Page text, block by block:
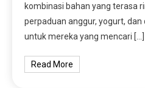
kombinasi bahan yang terasa
perpaduan anggur, yogurt,
untuk mereka yang mencari […]
Read More